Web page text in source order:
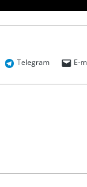
Telegram E-